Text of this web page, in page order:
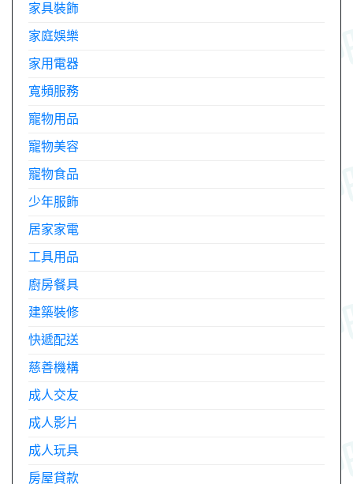
家具裝飾
家庭娛樂
家用電器
寬頻服務
寵物用品
寵物美容
寵物食品
少年服飾
居家家電
工具用品
廚房餐具
建築裝修
快遞配送
慈善機構
成人交友
成人影片
成人玩具
房屋貸款